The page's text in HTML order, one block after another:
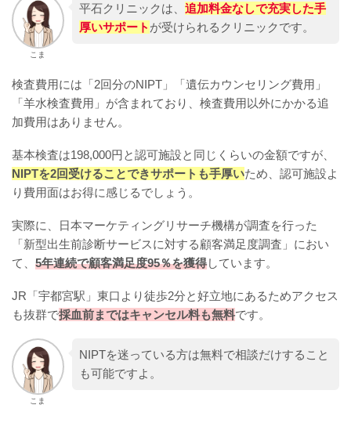
こま
平石クリニックは、 追加料金なしで充実した手
厚いサポート が受けられるクリニックです。
検査費用には「2回分のNIPT」「遺伝カウンセリング費用」
「羊水検査費用」が含まれており、検査費用以外にかかる追
加費用はありません。
基本検査は198,000円と認可施設と同じくらいの金額ですが、
NIPTを2回受けることできサポートも手厚いため、認可施設よ
り費用面はお得に感じるでしょう。
実際に、日本マーケティングリサーチ機構が調査を行った
「新型出生前診断サービスに対する顧客満足度調査」におい
て、 5年連続で顧客満足度95％を獲得しています。
JR「宇都宮駅」東口より徒歩2分と好立地にあるためアクセス
も抜群で採血前まではキャンセル料も無料です。
こま
NIPTを迷っている方は無料で相談だけすること
も可能ですよ。